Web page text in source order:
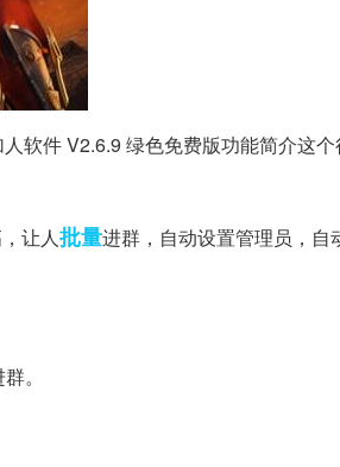
软件 V2.6.9 绿色免费版功能简介这
让人批量进群，自动设置管理员，自
。